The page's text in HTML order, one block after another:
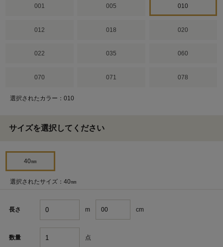
001 005 010
012 018 020
022 035 060
070 071 078
選択されたカラー：010
サイズを選択してください
40㎜
選択されたサイズ：40㎜
長さ m cm
数量 点